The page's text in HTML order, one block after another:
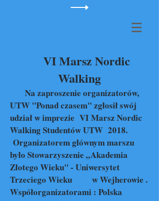
VI Marsz Nordic
Walking
Na zaproszenie organizatorów,
UTW "Ponad czasem" zgłosił swój
udział w imprezie VI Marsz Nordic
Walking Studentów UTW 2018.
Organizatorem głównym marszu
było Stowarzyszenie „Akademia
Złotego Wieku" - Uniwersytet
Trzeciego Wieku w Wejherowie .
Współorganizatorami : Polska